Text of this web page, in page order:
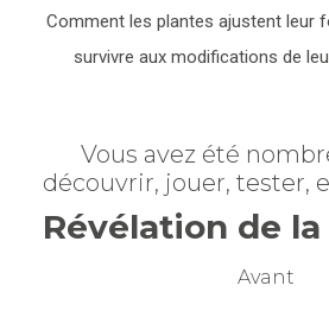
Comment les plantes ajustent leur
survivre aux modifications de
Vous avez été
découvrir, jouer, tester,
Révélation de
Avant